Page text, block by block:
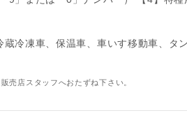
冷凍車、保温車、車いす移動車、タ
売店スタッフへおたずね下さい。